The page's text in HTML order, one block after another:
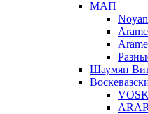
МАП
Шаумян